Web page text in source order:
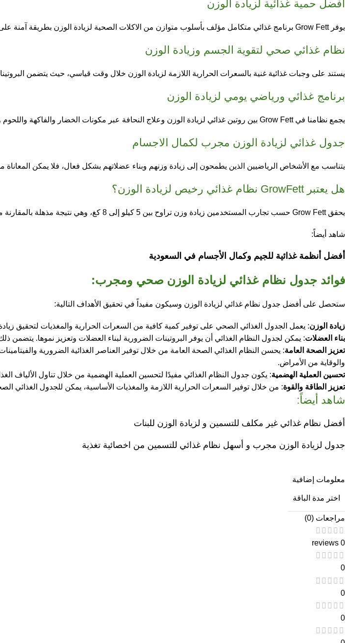
أفضل حمية غذائية لزيادة الوزن
يوفر Grow Fett برنامج غذائي متكامل مؤلف بأسلوب متوازن من الاكلات الصحية لزيادة الوزن بطريقة آمنة على
نظام غذائي صحي لتقوية الجسم وزيادة الوزن
يستند على وجبات غذائية غنية بالسعرات الحرارية اللازمة لزيادة الوزن خلال وقت قياسي، حيث يتضمن
برنامج غذائي ورياضي يومي لزيادة الوزن
يجمع نظامنا في Grow Fett بين روتين غذائي لزيادة الوزن وعلاج النحافة عبر مكونات الخضار والفاكهة واللحوم والأسماك، بالإضافة إلى تقديم دليل متكامل لممارسة الرياضة مدة لا تقل عن 10 دقائق يومياً.
جدول غذائي لزيادة الوزن مجرب لكمال الاجسام
يتناسب مع الأشخاص الرياضيين الذين يطمحون إلى زيادة وزنهم وبناء عضلاتهم بشكل فعال، فلا يمكن المعاناة
هل يعتبر GrowFett نظام غذائي رخيص لزيادة الوزن؟
يحقق Grow Fett حسب تجارب المستخدمين زيادة وزن تراوح بين 5 كيلو إلى 8 كغ، وهي نتيجة مذهلة بالمقارنة مع تكلفة البرنامج المنخفضة ونسبة الأمان العالية عند الاستخدام المنتظم.
شاهد أيضاً:
أفضل أنظمة غذائية للجيم وكمال الأجسام في السعودية
فوائد جدول نظام غذائي لزيادة الوزن صحي ومجرب:
ستحصل على أفضل جدول نظام غذائي لزيادة الوزن وسيكون مفيداً في تحقيق الأهداف التالية:
زيادة الوزن: يعمل الجدول الغذائي الصحي على توفير كمية كافية من السعرات الحرارية والمغذيات لتحقيق
بناء العضلات: يمكن لجدول النظام الغذائي أن يوفر البروتينات الضرورية لبناء العضلات وتعزيز نموها. يتضمن
تعزيز الصحة العامة: يحسن النظام الغذائي الصحة العامة من خلال توفير العناصر الغذائية الضرورية
والوقاية من الأمراض.
تحسين العملية الهضمية: يكون جدول النظام الغذائي مفيدًا لتحسين العملية الهضمية من خلال تناول الألياف
تعزيز الطاقة والقوة: من خلال توفير السعرات الحرارية اللازمة والمغذيات الأساسية، يمكن للجدول الغذائي
شاهد أيضاً:
أفضل نظام غذائي غير مكلف للتسمين و لزيادة الوزن للبنات
جدول لزيادة الوزن مجرب و أسهل نظام غذائي للتسمين من اخصائية تغذية
معلومات إضافية
اختر مدة الباقة
مراجعات (0)
0 reviews
0
0
0